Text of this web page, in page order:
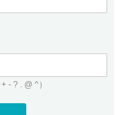
- ? . @ ^）